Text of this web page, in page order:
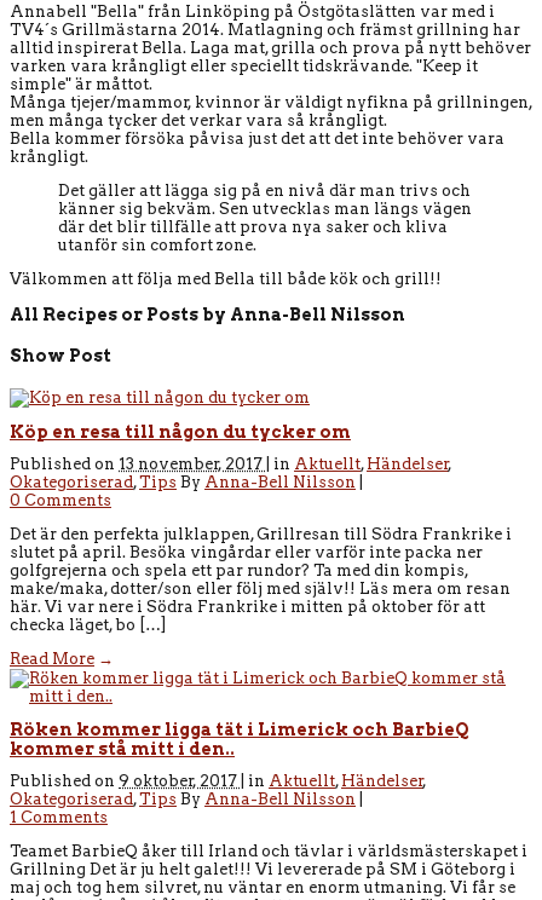
Annabell "Bella" från Linköping på Östgötaslätten var med i
TV4´s Grillmästarna 2014. Matlagning och främst grillning har
alltid inspirerat Bella. Laga mat, grilla och prova på nytt behöver
varken vara krångligt eller speciellt tidskrävande. "Keep it
simple" är måttot.
Många tjejer/mammor, kvinnor är väldigt nyfikna på grillningen,
men många tycker det verkar vara så krångligt.
Bella kommer försöka påvisa just det att det inte behöver vara
krångligt.
Det gäller att lägga sig på en nivå där man trivs och
känner sig bekväm. Sen utvecklas man längs vägen
där det blir tillfälle att prova nya saker och kliva
utanför sin comfort zone.
Välkommen att följa med Bella till både kök och grill!!
All Recipes or Posts by Anna-Bell Nilsson
Show Post
Köp en resa till någon du tycker om
Published on 13 november, 2017 | in Aktuellt, Händelser,
Okategoriserad,Tips By Anna-Bell Nilsson
0 Comments
Det är den perfekta julklappen, Grillresan till Södra Frankrike i
slutet på april. Besöka vingårdar eller varför inte packa ner
golfgrejerna och spela ett par rundor? Ta med din kompis,
make/maka, dotter/son eller följ med själv!! Läs mera om resan
här. Vi var nere i Södra Frankrike i mitten på oktober för att
checka läget, bo […]
Read More →
Röken kommer ligga tät i Limerick och BarbieQ
kommer stå mitt i den..
Published on 9 oktober, 2017 | in Aktuellt, Händelser,
Okategoriserad,Tips By Anna-Bell Nilsson
1 Comments
Teamet BarbieQ åker till Irland och tävlar i världsmästerskapet i
Grillning Det är ju helt galet!!! Vi levererade på SM i Göteborg i
maj och tog hem silvret, nu väntar en enorm utmaning. Vi får se